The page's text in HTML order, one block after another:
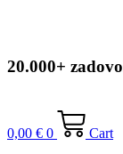
20.000+
0,00 € 0
Cart